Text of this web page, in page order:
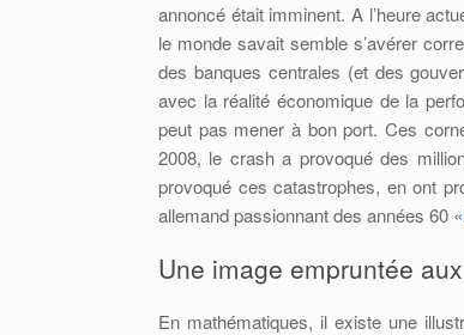
annoncé était imminent. A l’heure
le monde savait semble s’avérer
des banques centrales (et des
avec la réalité économique de la
peut pas mener à bon port. Ces
2008, le crash a provoqué des
provoqué ces catastrophes, en ont
allemand passionnant des années 60 «
Une image empruntée
En mathématiques, il existe une